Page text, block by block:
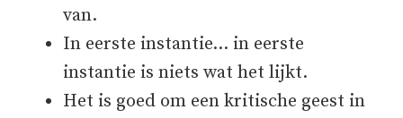
van.
In eerste instantie… in eerste
instantie is niets wat het lijkt.
Het is goed om een kritische geest in